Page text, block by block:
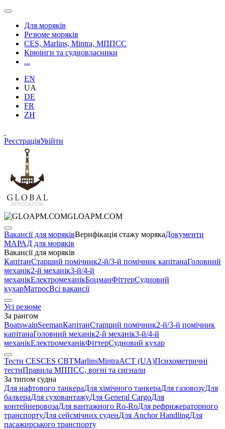
Для моряків
Резюме моряків
CES, Marlins, Mintra, МППСС
Крюінги та судновласники
...
EN
UA
DE
FR
ZH
РеєстраціяУвійти
GLOAPM.COM
Вакансії для моряківВерифікація стажу морякаДокументи
МАРАД для моряків
Вакансії для моряків
КапітанСтарший помічник2-й/3-й помічник капітанаГоловний
механік2-й механік3-й/4-й
механікЕлектромеханікБоцманФіттерСудновий
кухарМатросВсі вакансії
Усі резюме
За рангом
BoatswainSeemanКапітанСтарший помічник2-й/3-й помічник
капітанаГоловний механік2-й механік3-й/4-й
механікЕлектромеханікФіттерСудновий кухар
Тести CESCES CBTMarlinsMintraACT (UA)Психометричні
тестиПравила МППСС, вогні та сигнали
За типом судна
Для нафтового танкераДля хімічного танкераДля газовозуДля
балкераДля суховантажуДля General CargoДля
контейнеровозаДля вантажного Ro-RoДля рефрижераторного
транспортуДля сейсмічних суденДля Anchor HandlingДля
пасажирського транспорту